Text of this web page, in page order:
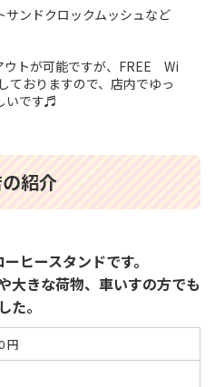
ンドクロックムッシュなど
ウトが可能ですが、FREE Wi
ておりますので、店内でゆっ
いです♬
紹介
ヒースタンドです。
大きな荷物、車いすの方でも
。
円